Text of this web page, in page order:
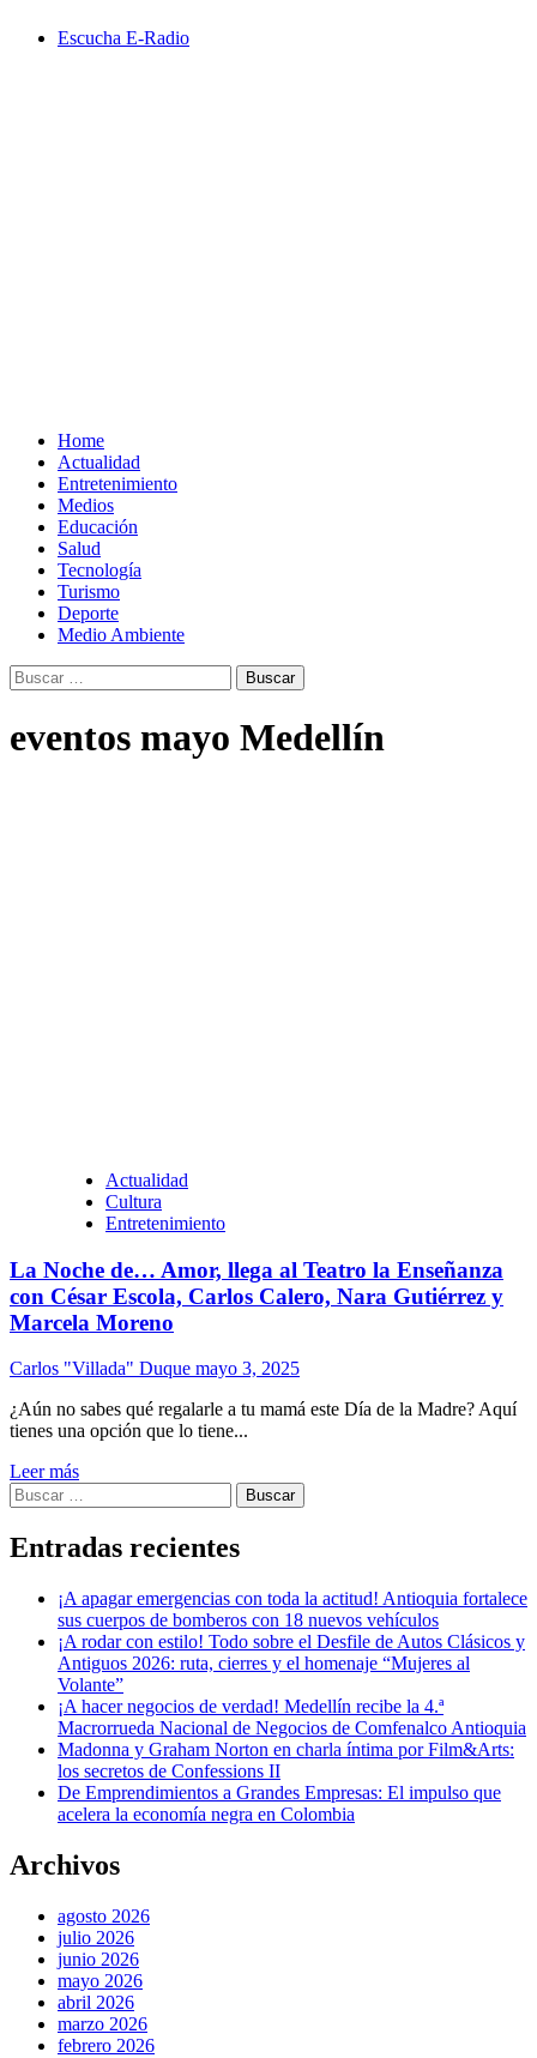
Escucha E-Radio
Home
Actualidad
Entretenimiento
Medios
Educación
Salud
Tecnología
Turismo
Deporte
Medio Ambiente
Buscar:
eventos mayo Medellín
Actualidad
Cultura
Entretenimiento
La Noche de… Amor, llega al Teatro la Enseñanza
con César Escola, Carlos Calero, Nara Gutiérrez y
Marcela Moreno
Carlos "Villada" Duque mayo 3, 2025
¿Aún no sabes qué regalarle a tu mamá este Día de la Madre? Aquí
tienes una opción que lo tiene...
Leer más
Buscar:
Entradas recientes
¡A apagar emergencias con toda la actitud! Antioquia fortalece
sus cuerpos de bomberos con 18 nuevos vehículos
¡A rodar con estilo! Todo sobre el Desfile de Autos Clásicos y
Antiguos 2026: ruta, cierres y el homenaje “Mujeres al
Volante”
¡A hacer negocios de verdad! Medellín recibe la 4.ª
Macrorrueda Nacional de Negocios de Comfenalco Antioquia
Madonna y Graham Norton en charla íntima por Film&Arts:
los secretos de Confessions II
De Emprendimientos a Grandes Empresas: El impulso que
acelera la economía negra en Colombia
Archivos
agosto 2026
julio 2026
junio 2026
mayo 2026
abril 2026
marzo 2026
febrero 2026